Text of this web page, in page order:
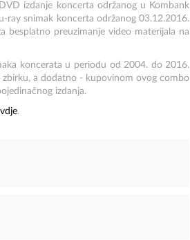
izdanje koncerta održanog u Kombank
ray snimak koncerta održanog 03.12.2016.
besplatno preuzimanje video materijala na
koncerata u periodu od 2004. do 2016.
a dodatno - kupovinom ovog combo
izdanja.
.